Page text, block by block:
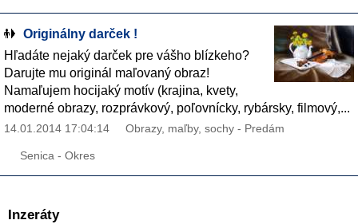
Originálny darček !
Hľadáte nejaký darček pre vášho blízkeho?
Darujte mu originál maľovaný obraz!
Namaľujem hocijaký motív (krajina, kvety,
moderné obrazy, rozprávkový, poľovnícky, rybársky, filmový,...
14.01.2014 17:04:14 Obrazy, maľby, sochy - Predám
Senica - Okres
Inzeráty